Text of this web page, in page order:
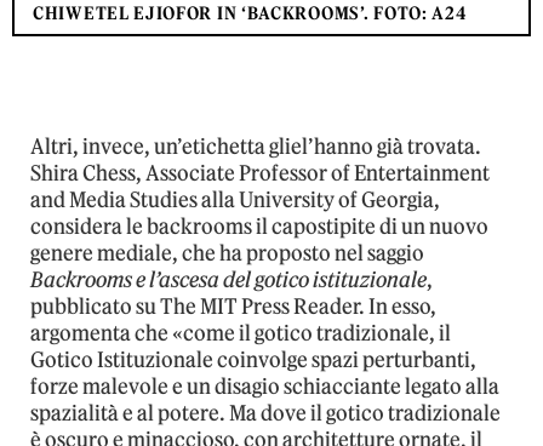
CHIWETEL EJIOFOR IN ‘BACKROOMS’. FOTO: A24
Altri, invece, un’etichetta gliel’hanno già trovata.
Shira Chess, Associate Professor of Entertainment
and Media Studies alla University of Georgia,
considera le backrooms il capostipite di un nuovo
genere mediale, che ha proposto nel saggio
Backrooms e l’ascesa del gotico istituzionale,
pubblicato su The MIT Press Reader. In esso,
argomenta che «come il gotico tradizionale, il
Gotico Istituzionale coinvolge spazi perturbanti,
forze malevole e un disagio schiacciante legato alla
spazialità e al potere. Ma dove il gotico tradizionale
è oscuro e minaccioso, con architetture ornate, il